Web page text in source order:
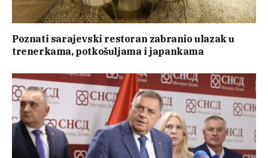
Poznati sarajevski restoran zabranio ulazak u
trenerkama, potkošuljama i japankama